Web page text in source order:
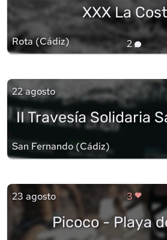
XXX La
Rota(Cádiz) 2
22 agosto
II Travesía Solidaria
San Fernando (Cádiz)
23 agosto 3
Picoco - Playa